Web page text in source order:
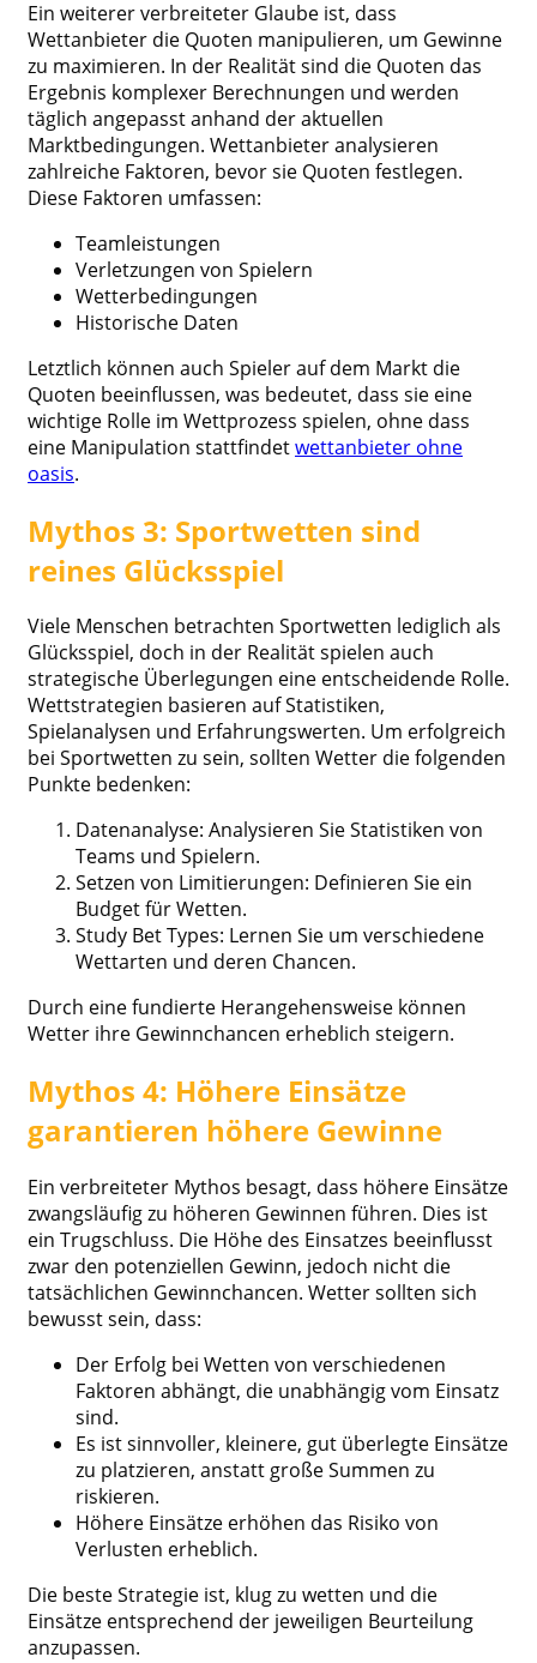
Ein weiterer verbreiteter Glaube ist, dass
Wettanbieter die Quoten manipulieren, um Gewinne
zu maximieren. In der Realität sind die Quoten das
Ergebnis komplexer Berechnungen und werden
täglich angepasst anhand der aktuellen
Marktbedingungen. Wettanbieter analysieren
zahlreiche Faktoren, bevor sie Quoten festlegen.
Diese Faktoren umfassen:
Teamleistungen
Verletzungen von Spielern
Wetterbedingungen
Historische Daten
Letztlich können auch Spieler auf dem Markt die
Quoten beeinflussen, was bedeutet, dass sie eine
wichtige Rolle im Wettprozess spielen, ohne dass
eine Manipulation stattfindetwettanbieter ohne
oasis.
Mythos 3: Sportwetten sind
reines Glücksspiel
Viele Menschen betrachten Sportwetten lediglich als
Glücksspiel, doch in der Realität spielen auch
strategische Überlegungen eine entscheidende Rolle.
Wettstrategien basieren auf Statistiken,
Spielanalysen und Erfahrungswerten. Um erfolgreich
bei Sportwetten zu sein, sollten Wetter die folgenden
Punkte bedenken:
Datenanalyse: Analysieren Sie Statistiken von
Teams und Spielern.
Setzen von Limitierungen: Definieren Sie ein
Budget für Wetten.
Study Bet Types: Lernen Sie um verschiedene
Wettarten und deren Chancen.
Durch eine fundierte Herangehensweise können
Wetter ihre Gewinnchancen erheblich steigern.
Mythos 4: Höhere Einsätze
garantieren höhere Gewinne
Ein verbreiteter Mythos besagt, dass höhere Einsätze
zwangsläufig zu höheren Gewinnen führen. Dies ist
ein Trugschluss. Die Höhe des Einsatzes beeinflusst
zwar den potenziellen Gewinn, jedoch nicht die
tatsächlichen Gewinnchancen. Wetter sollten sich
bewusst sein, dass:
Der Erfolg bei Wetten von verschiedenen
Faktoren abhängt, die unabhängig vom Einsatz
sind.
Es ist sinnvoller, kleinere, gut überlegte Einsätze
zu platzieren, anstatt große Summen zu
riskieren.
Höhere Einsätze erhöhen das Risiko von
Verlusten erheblich.
Die beste Strategie ist, klug zu wetten und die
Einsätze entsprechend der jeweiligen Beurteilung
anzupassen.